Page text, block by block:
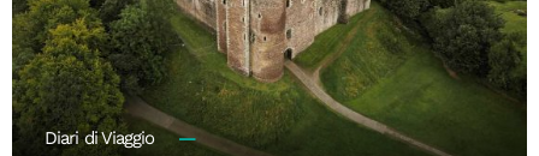
Diari di Viaggio